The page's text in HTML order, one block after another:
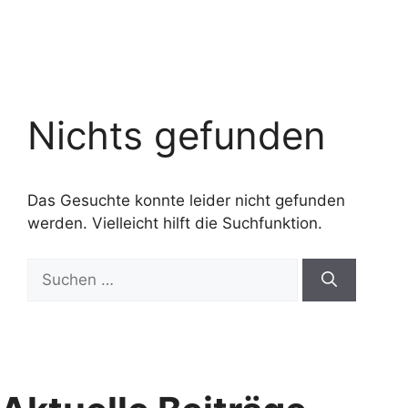
Nichts gefunden
Das Gesuchte konnte leider nicht gefunden
werden. Vielleicht hilft die Suchfunktion.
nach: